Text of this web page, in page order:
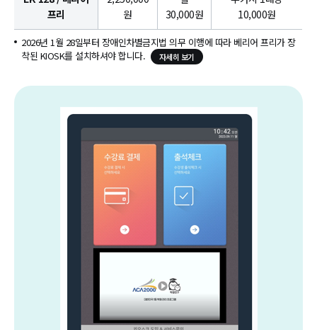
프리
원
30,000원
10,000원
2026년 1월 28일부터 장애인차별금지법 의무 이행에 따라 베리어 프리가 장
착된 KIOSK를 설치하셔야 합니다.
자세히 보기